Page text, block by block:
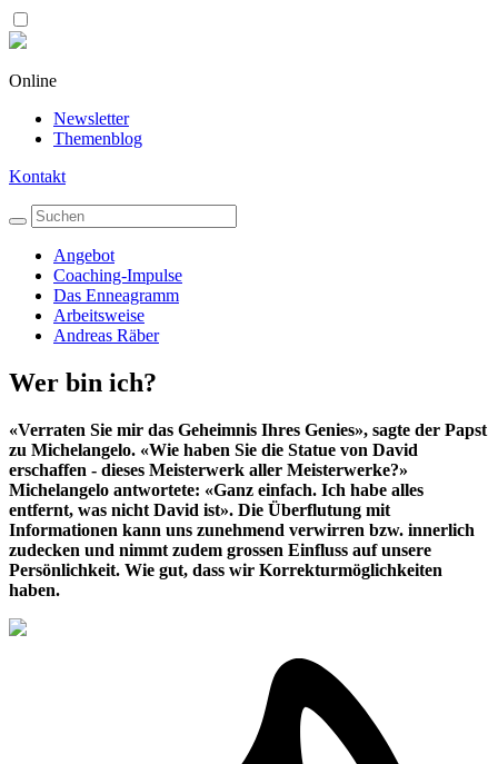
Online
Newsletter
Themenblog
Kontakt
Angebot
Coaching-Impulse
Das Enneagramm
Arbeitsweise
Andreas Räber
Wer bin ich?
«Verraten Sie mir das Geheimnis Ihres Genies», sagte der Papst
zu Michelangelo. «Wie haben Sie die Statue von David
erschaffen - dieses Meisterwerk aller Meisterwerke?»
Michelangelo antwortete: «Ganz einfach. Ich habe alles
entfernt, was nicht David ist». Die Überflutung mit
Informationen kann uns zunehmend verwirren bzw. innerlich
zudecken und nimmt zudem grossen Einfluss auf unsere
Persönlichkeit. Wie gut, dass wir Korrekturmöglichkeiten
haben.